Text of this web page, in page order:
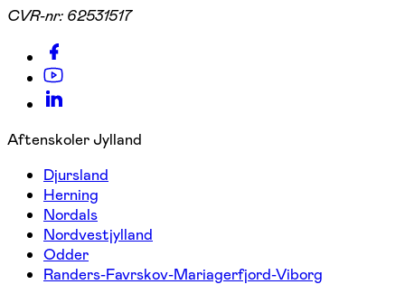
CVR-nr: 62531517
Aftenskoler Jylland
Djursland
Herning
Nordals
Nordvestjylland
Odder
Randers-Favrskov-Mariagerfjord-Viborg